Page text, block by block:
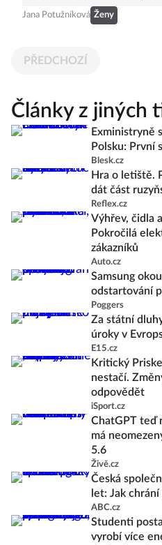
Jana Potužníková Ženy
PŘEDCHOZÍ
Články z jiných
Exministryně
Polsku: První
Blesk.cz
Hra o letiště.
dát část
Reflex.cz
Výhřev, čidla
Pokročilá
zákazníků
Auto.cz
Samsung
odstartování
Poggers
Za státní
úroky v
E15.cz
Kritický
nestačí.
odpovědět
iSport.cz
ChatGPT teď
má
5.6
Živě.cz
Česká
let: Jak
ABC.cz
Studenti
vyrobí více